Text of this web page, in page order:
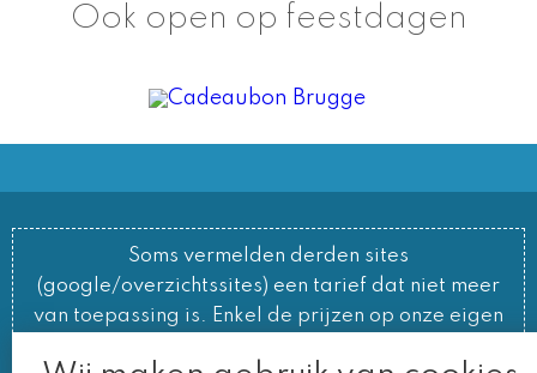
Ook open op feestdagen
Soms vermelden derden sites
(google/overzichtssites) een tarief dat niet meer
van toepassing is. Enkel de prijzen op onze eigen